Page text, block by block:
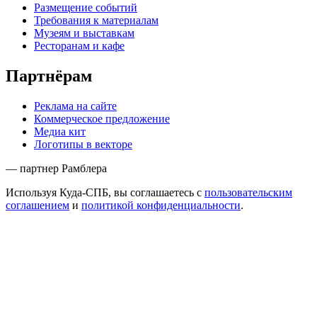
Размещение событий
Требования к материалам
Музеям и выставкам
Ресторанам и кафе
Партнёрам
Реклама на сайте
Коммерческое предложение
Медиа кит
Логотипы в векторе
— партнер Рамблера
Используя Куда-СПБ, вы соглашаетесь с пользовательским
соглашением и политикой конфиденциальности.